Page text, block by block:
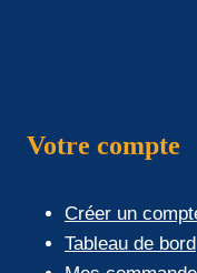
Votre compte
Créer un
Tableau de bord